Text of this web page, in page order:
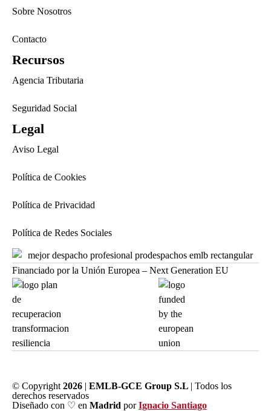
Sobre Nosotros
Contacto
Recursos
Agencia Tributaria
Seguridad Social
Legal
Aviso Legal
Política de Cookies
Política de Privacidad
Política de Redes Sociales
Financiado por la Unión Europea – Next Generation EU
© Copyright 2026 | EMLB-GCE Group S.L | Todos los
derechos reservados
Diseñado con ♡ en Madrid porIgnacio Santiago